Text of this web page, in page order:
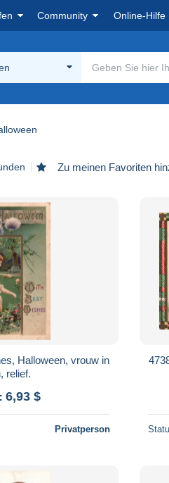
Community Online-Hilfe
Zu meinen Favoriten
Halloween, vrouw in
relief.
6,93 $
Privatperson